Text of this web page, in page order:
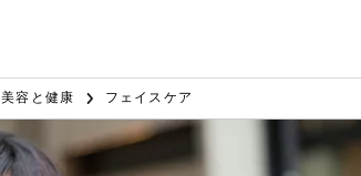
美容と健康 フェイスケア